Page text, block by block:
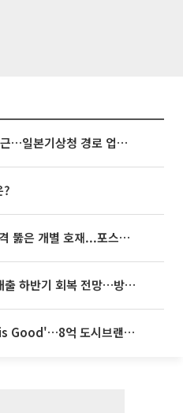
태풍 '돌핀' 오키나와 접근…일본기상청 경로 업데이트
?
[증시키워드] 반도체 충격 뚫은 개별 호재...포스코퓨처엠·에코프로·한화솔루션 '눈길'
iM "LIG D&A, 천궁-II 매출 하반기 회복 전망…방산 톱픽 유지"
시브랜드, 용산 대통령실 CI 업체가 수행